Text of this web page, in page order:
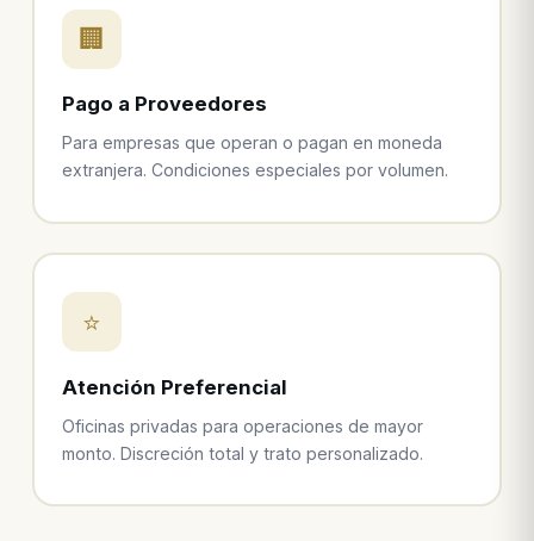
🏢
Pago a Proveedores
Para empresas que operan o pagan en moneda
extranjera. Condiciones especiales por volumen.
⭐
Atención Preferencial
Oficinas privadas para operaciones de mayor
monto. Discreción total y trato personalizado.